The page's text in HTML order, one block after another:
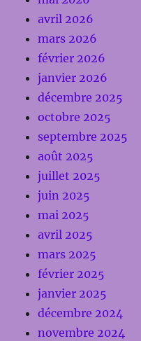
avril 2026
mars 2026
février 2026
janvier 2026
décembre 2025
octobre 2025
septembre 2025
août 2025
juillet 2025
juin 2025
mai 2025
avril 2025
mars 2025
février 2025
janvier 2025
décembre 2024
novembre 2024